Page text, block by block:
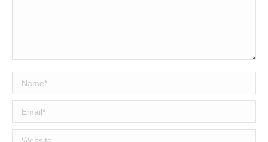
Name *
Email *
Website